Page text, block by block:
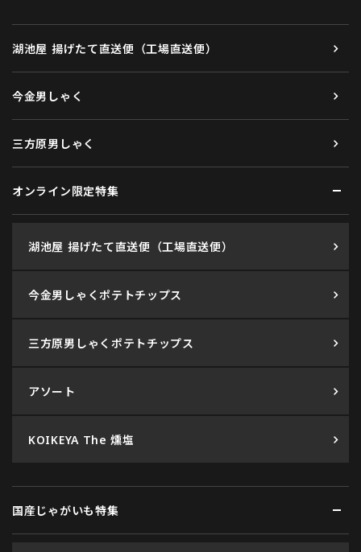
湖池屋 揚げたて直送便（工場直送便）
今金男しゃく
三方原男しゃく
オンライン限定特集
湖池屋 揚げたて直送便（工場直送便）
今金男しゃくポテトチップス
三方原男しゃくポテトチップス
アソート
KOIKEYA The 燻塩
国産じゃがいも特集